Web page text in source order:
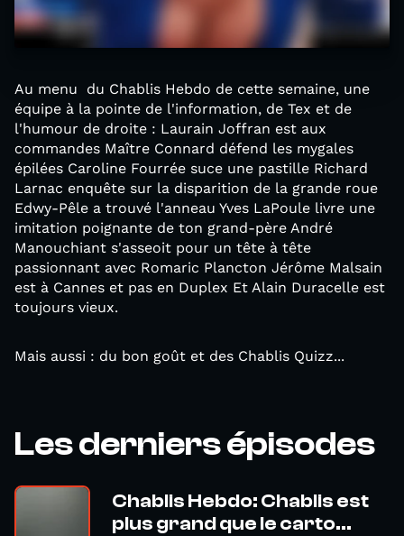
Au menu du Chablis Hebdo de cette semaine, une
équipe à la pointe de l'information, de Tex et de
l'humour de droite : Laurain Joffran est aux
commandes Maître Connard défend les mygales
épilées Caroline Fourrée suce une pastille Richard
Larnac enquête sur la disparition de la grande roue
Edwy-Pêle a trouvé l'anneau Yves LaPoule livre une
imitation poignante de ton grand-père André
Manouchiant s'asseoit pour un tête à tête
passionnant avec Romaric Plancton Jérôme Malsain
est à Cannes et pas en Duplex Et Alain Duracelle est
toujours vieux.
Mais aussi : du bon goût et des Chablis Quizz...
Les derniers épisodes
Chablis Hebdo: Chablis est
plus grand que le carto...